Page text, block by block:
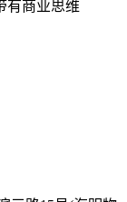
有商业思维